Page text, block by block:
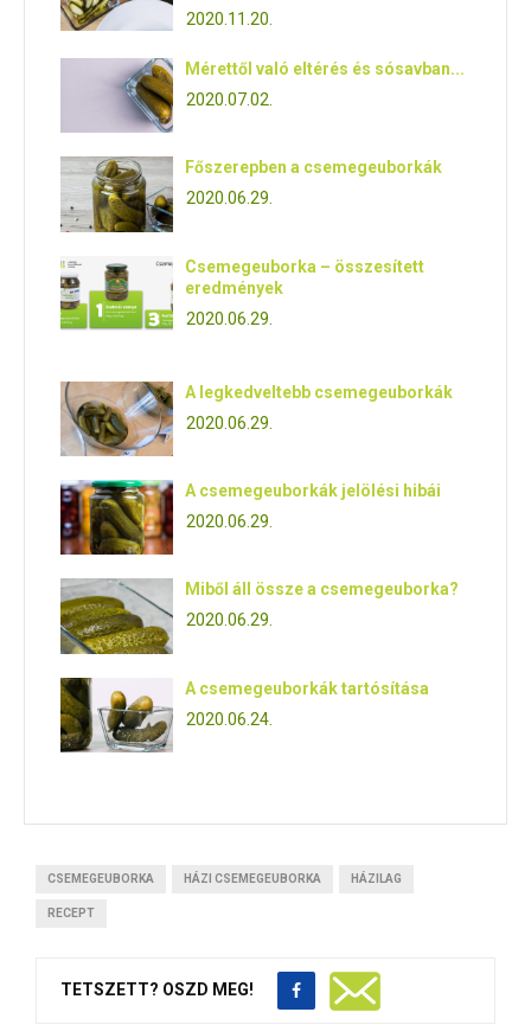
2020.11.20.
Mérettől való eltérés és sósavban...
2020.07.02.
Főszerepben a csemegeuborkák
2020.06.29.
Csemegeuborka – összesített
eredmények
2020.06.29.
A legkedveltebb csemegeuborkák
2020.06.29.
A csemegeuborkák jelölési hibái
2020.06.29.
Miből áll össze a csemegeuborka?
2020.06.29.
A csemegeuborkák tartósítása
2020.06.24.
CSEMEGEUBORKA HÁZI CSEMEGEUBORKA HÁZILAG
RECEPT
TETSZETT? OSZD MEG!